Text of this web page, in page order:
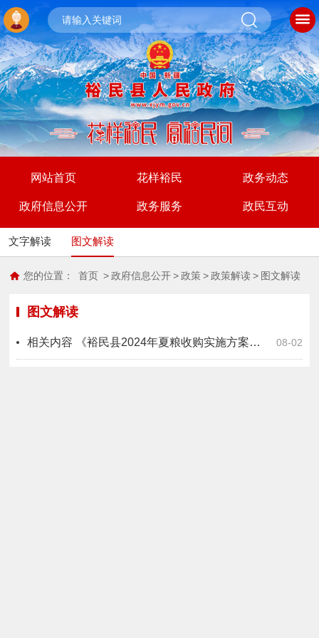
网站首页 花样裕民 政务动态
政府信息公开 政务服务 政民互动
文字解读 图文解读
您的位置： 首页 > 政府信息公开 > 政策 > 政策解读 > 图文解读
图文解读
08-02
相关内容 《裕民县2024年夏粮收购实施方案》图文解读